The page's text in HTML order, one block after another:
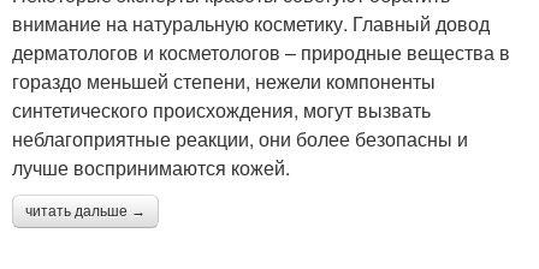
внимание на натуральную косметику. Главный довод
дерматологов и косметологов – природные вещества в
гораздо меньшей степени, нежели компоненты
синтетического происхождения, могут вызвать
неблагоприятные реакции, они более безопасны и
лучше воспринимаются кожей.
читать дальше →